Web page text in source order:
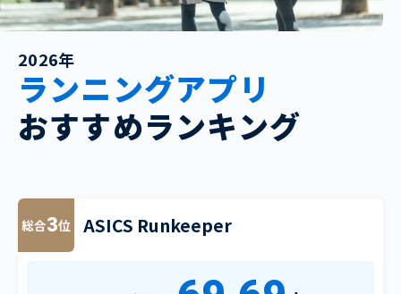
2026年
ランニングアプリ
おすすめランキング
総合3位 ASICS Runkeeper